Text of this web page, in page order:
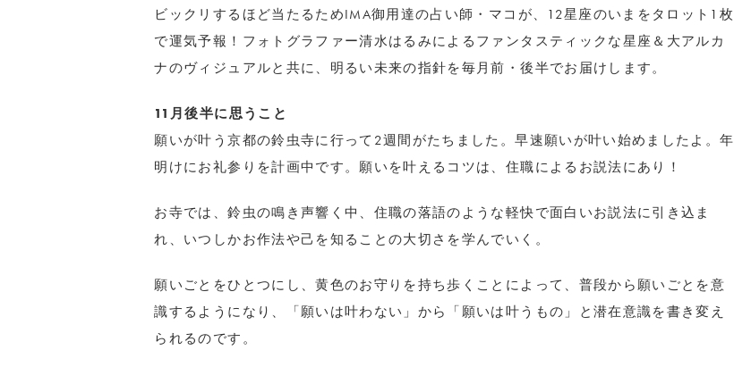
ビックリするほど当たるためIMA御用達の占い師・マコが、12星座のいまをタロット1枚
で運気予報！フォトグラファー清水はるみによるファンタスティックな星座＆大アルカ
ナのヴィジュアルと共に、明るい未来の指針を毎月前・後半でお届けします。
11月後半に思うこと
願いが叶う京都の鈴虫寺に行って2週間がたちました。早速願いが叶い始めましたよ。年
明けにお礼参りを計画中です。願いを叶えるコツは、住職によるお説法にあり！
お寺では、鈴虫の鳴き声響く中、住職の落語のような軽快で面白いお説法に引き込ま
れ、いつしかお作法や己を知ることの大切さを学んでいく。
願いごとをひとつにし、黄色のお守りを持ち歩くことによって、普段から願いごとを意
識するようになり、「願いは叶わない」から「願いは叶うもの」と潜在意識を書き変え
られるのです。